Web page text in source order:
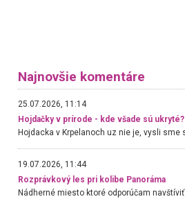
Najnovšie komentáre
25.07.2026, 11:14
Hojdačky v prírode - kde všade sú ukryté?
19.07.2026, 11:44
Rozprávkový les pri kolibe Panoráma